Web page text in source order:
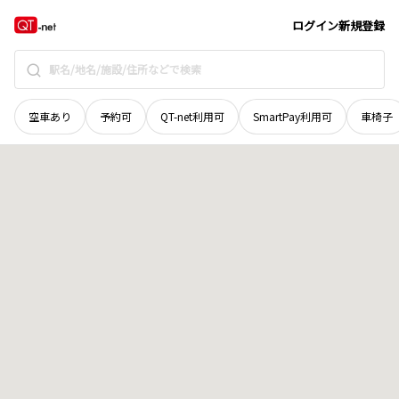
ログイン新規登録
空車あり 予約可 QT-net利用可 SmartPay利用可 車椅子
石川県